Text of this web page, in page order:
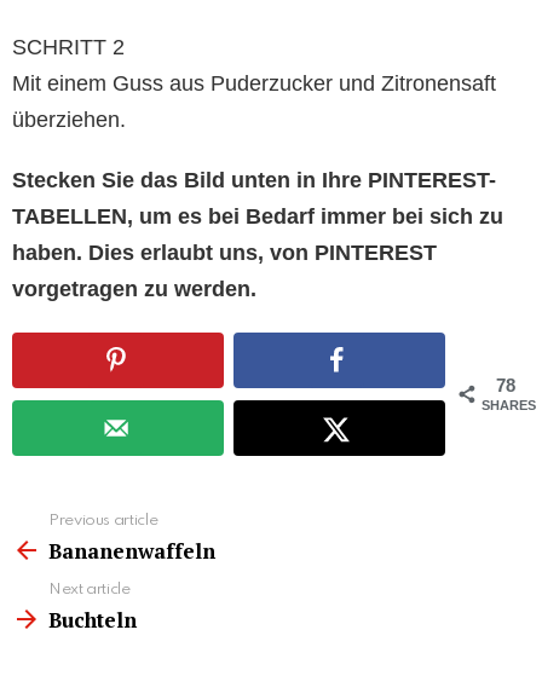
SCHRITT 2
Mit einem Guss aus Puderzucker und Zitronensaft
überziehen.
Stecken Sie das Bild unten in Ihre PINTEREST-
TABELLEN, um es bei Bedarf immer bei sich zu
haben. Dies erlaubt uns, von PINTEREST
vorgetragen zu werden.
78
SHARES
more
Previous article
Bananenwaffeln
Next article
Buchteln